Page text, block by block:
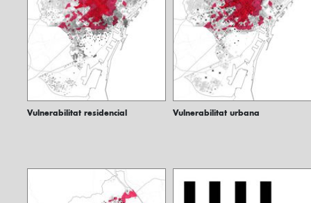
Vulnerabilitat residencial Vulnerabilitat urbana